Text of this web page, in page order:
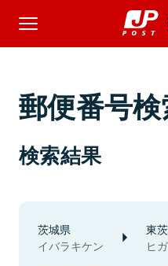
郵便番号
検索結果
茨城県
イバラキケン
東
ヒ